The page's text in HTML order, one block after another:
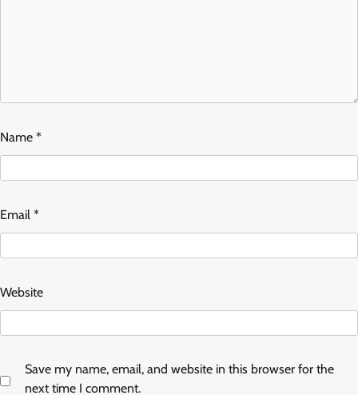
Name *
Email *
Website
Save my name, email, and website in this browser for the
next time I comment.